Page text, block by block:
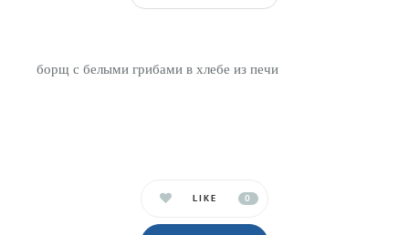
борщ с белыми грибами в хлебе из печи
LIKE 0